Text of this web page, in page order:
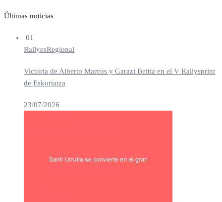
Últimas noticias
01
RallyesRegional
Victoria de Alberto Marcos y Garazi Beitia en el V Rallysprint
de Eskoriatza
23/07/2026